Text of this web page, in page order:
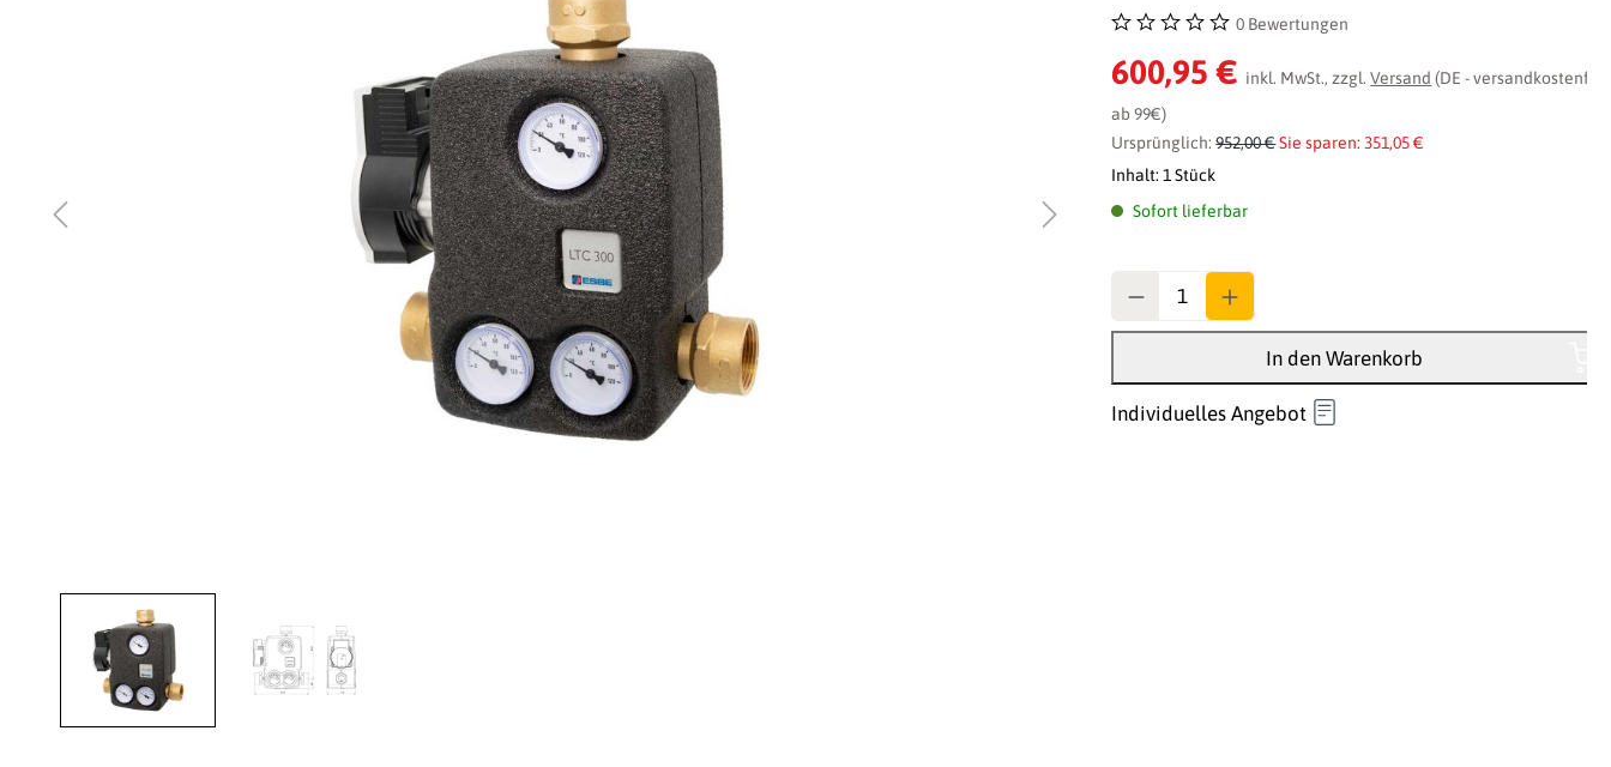
Durchschnittliche Bewertung von 0 von 5 Sternen
0 Bewertungen
600,95 € inkl. MwSt., zzgl.Versand (DE - versandkostenfrei
ab 99€)
Ursprünglich:952,00 €Sie sparen: 351,05 €
Inhalt:1 Stück
Sofort lieferbar
In den Warenkorb
Individuelles Angebot